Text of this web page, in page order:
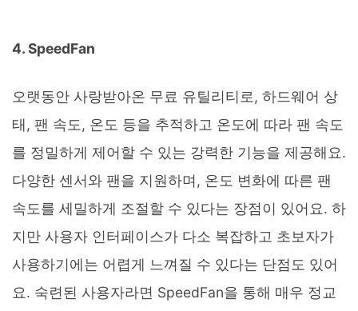
4. SpeedFan
오랫동안 사랑받아온 무료 유틸리티로, 하드웨어 상
태, 팬 속도, 온도 등을 추적하고 온도에 따라 팬 속도
를 정밀하게 제어할 수 있는 강력한 기능을 제공해요.
다양한 센서와 팬을 지원하며, 온도 변화에 따른 팬
속도를 세밀하게 조절할 수 있다는 장점이 있어요. 하
지만 사용자 인터페이스가 다소 복잡하고 초보자가
사용하기에는 어렵게 느껴질 수 있다는 단점도 있어
요. 숙련된 사용자라면 SpeedFan을 통해 매우 정교